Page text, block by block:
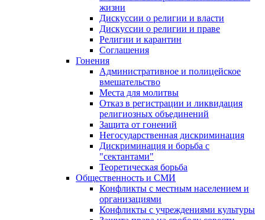
жизни
Дискуссии о религии и власти
Дискуссии о религии и праве
Религии и карантин
Соглашения
Гонения
Административное и полицейское
вмешательство
Места для молитвы
Отказ в регистрации и ликвидация
религиозных объединений
Защита от гонений
Негосударственная дискриминация
Дискриминация и борьба с
"сектантами"
Теоретическая борьба
Общественность и СМИ
Конфликты с местным населением и
организациями
Конфликты с учреждениями культуры